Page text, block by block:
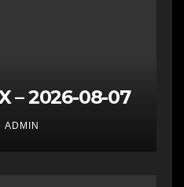
– 2026-08-07
ADMIN